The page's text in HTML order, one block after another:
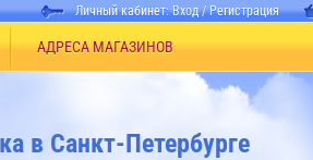
Личный кабинет:Вход/Регистрация
АДРЕСА МАГАЗИНОВ
в Санкт-Петербурге